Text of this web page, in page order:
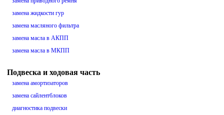
замена жидкости гур
замена масляного фильтра
замена масла в АКПП
замена масла в МКПП
Подвеска и ходовая часть
замена амортизаторов
замена сайлентблоков
диагностика подвески